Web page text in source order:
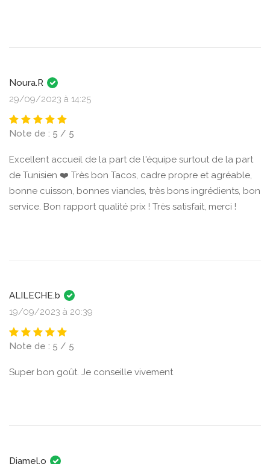
Noura.R
29/09/2023 à 14:25
Note de : 5 / 5
Excellent accueil de la part de l'équipe surtout de la part
de Tunisien ❤️ Très bon Tacos, cadre propre et agréable,
bonne cuisson, bonnes viandes, très bons ingrédients, bon
service. Bon rapport qualité prix ! Très satisfait, merci !
ALILECHE.b
19/09/2023 à 20:39
Note de : 5 / 5
Super bon goût. Je conseille vivement
Djamel.o